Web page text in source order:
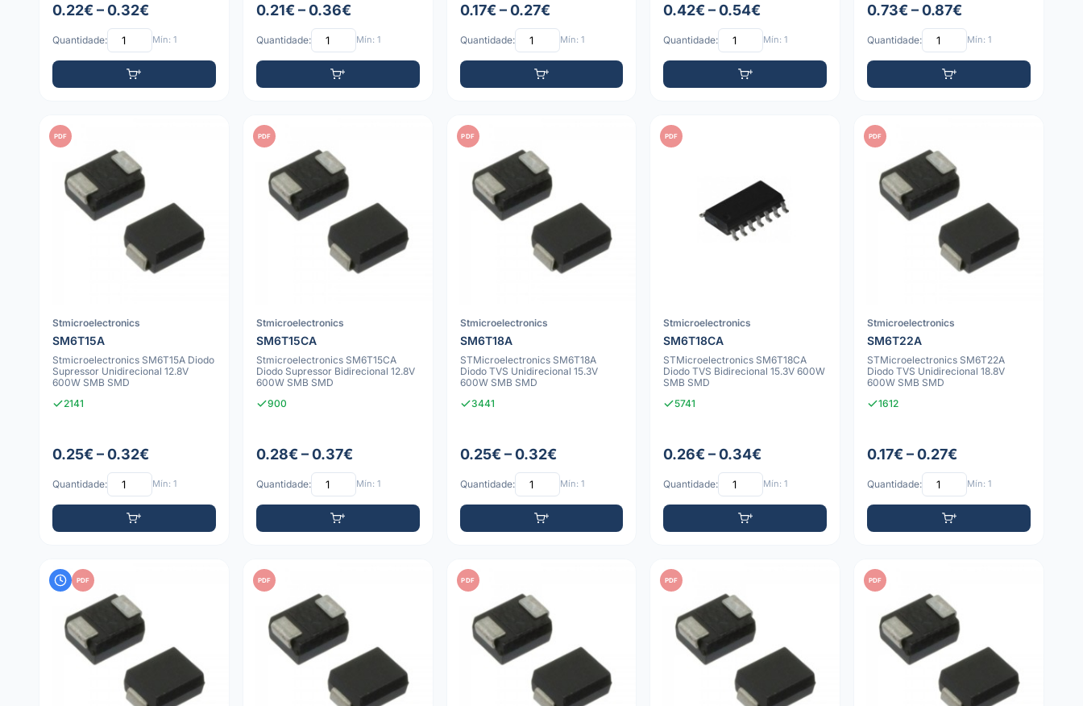
0.22€ – 0.32€
Quantidade: Mín: 1
0.21€ – 0.36€
Quantidade: Mín: 1
0.17€ – 0.27€
Quantidade: Mín: 1
0.42€ – 0.54€
Quantidade: Mín: 1
0.73€ – 0.87€
Quantidade: Mín: 1
PDF
Stmicroelectronics
SM6T15A
Stmicroelectronics SM6T15A Diodo
Supressor Unidirecional 12.8V
600W SMB SMD
2141
0.25€ – 0.32€
Quantidade: Mín: 1
PDF
Stmicroelectronics
SM6T15CA
Stmicroelectronics SM6T15CA
Diodo Supressor Bidirecional 12.8V
600W SMB SMD
900
0.28€ – 0.37€
Quantidade: Mín: 1
PDF
Stmicroelectronics
SM6T18A
STMicroelectronics SM6T18A
Diodo TVS Unidirecional 15.3V
600W SMB SMD
3441
0.25€ – 0.32€
Quantidade: Mín: 1
PDF
Stmicroelectronics
SM6T18CA
STMicroelectronics SM6T18CA
Diodo TVS Bidirecional 15.3V 600W
SMB SMD
5741
0.26€ – 0.34€
Quantidade: Mín: 1
PDF
Stmicroelectronics
SM6T22A
STMicroelectronics SM6T22A
Diodo TVS Unidirecional 18.8V
600W SMB SMD
1612
0.17€ – 0.27€
Quantidade: Mín: 1
PDF PDF PDF PDF PDF